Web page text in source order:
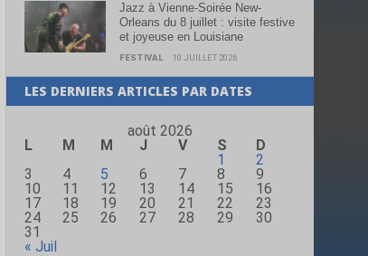
Jazz à Vienne-Soirée New-
Orleans du 8 juillet : visite festive
et joyeuse en Louisiane
FESTIVAL 10 JUILLET 2026
LES DERNIERS ARTICLES PAR DATES
août 2026
L
M M J V S
D
1
2
3
4 5 6 7 8
9
10
11 12 13 14 15
16
17
18 19 20 21 22
23
24
25 26 27 28 29
30
31
« Juil